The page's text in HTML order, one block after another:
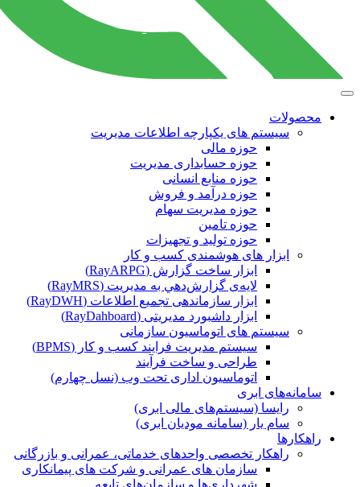
محصولات
سیستم های یکپارچه اطلاعات مدیریت
حوزه مالی
حوزه حسابداری مدیریت
حوزه منابع انسانی
حوزه درآمد و فروش
حوزه مدیریت سهام
حوزه تامین
حوزه تولید و تجهیزات
ابزار های هوشمندی کسب و کار
ابزار ساخت گزارش (RayARPG)
لایه‌ی گزارش‌دهي به مديريت (RayMRS)
ابزار سازماندهی تجمیع اطلاعات (RayDWH)
ابزار داشبورد مدیریتی (RayDahboard)
سیستم های اتوماسیون سازمانی
سیستم مدیریت فرایند کسب و کار (BPMS)
طراحی و ساخت فرآیند
اتوماسیون اداری تحت وب (نسل چهارم)
سامانه‌های ابری
رایسا (سیستم‌های مالی ابری)
سام یار (سامانه مودیان ابری)
راهکارها
راهکار تخصصی واحدهای خدماتی، عمرانی و بازرگانی
سازمان های عمرانی و شرکت های پیمانکاری
شهرداری‌ها و سازمان‌های تابعه